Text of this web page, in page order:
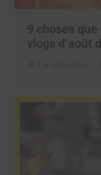
9 choses
vlogs d’août